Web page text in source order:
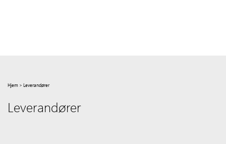
Hjem > Leverandører
Leverandører